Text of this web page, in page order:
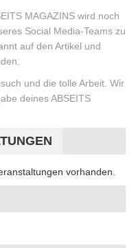
MAGAZINS wird noch
Social Media-Teams zu
auf den Artikel und
und die tolle Arbeit. Wir
deines ABSEITS
vorhanden.